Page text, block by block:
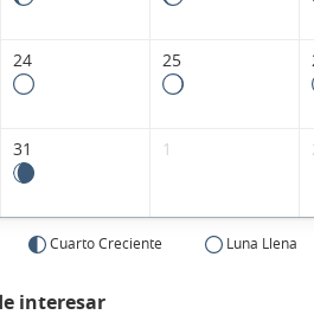
24 25
31 1
Cuarto Creciente Luna Llena
interesar